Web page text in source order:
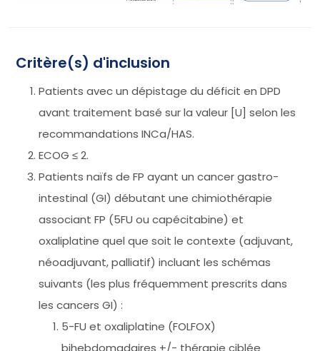
Critère(s) d'inclusion
Patients avec un dépistage du déficit en DPD
avant traitement basé sur la valeur [U] selon les
recommandations INCa/HAS.
ECOG ≤ 2.
Patients naïfs de FP ayant un cancer gastro-
intestinal (GI) débutant une chimiothérapie
associant FP (5FU ou capécitabine) et
oxaliplatine quel que soit le contexte (adjuvant,
néoadjuvant, palliatif) incluant les schémas
suivants (les plus fréquemment prescrits dans
les cancers GI) :
5-FU et oxaliplatine (FOLFOX)
bihebdomadaires +/- thérapie ciblée